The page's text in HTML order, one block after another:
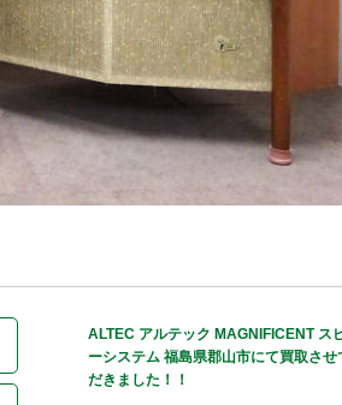
ALTEC アルテック MAGNIFICENT ス
ーシステム 福島県郡山市にて買取させ
だきました！！